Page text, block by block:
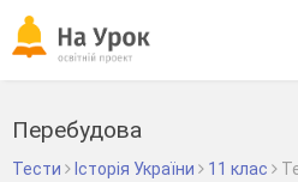
Перебудова
Тести Історія України 11 клас